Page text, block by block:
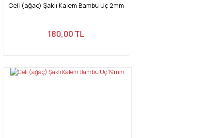
Celi (ağaç) Şaklı Kalem Bambu Uç 2mm
180,00 TL